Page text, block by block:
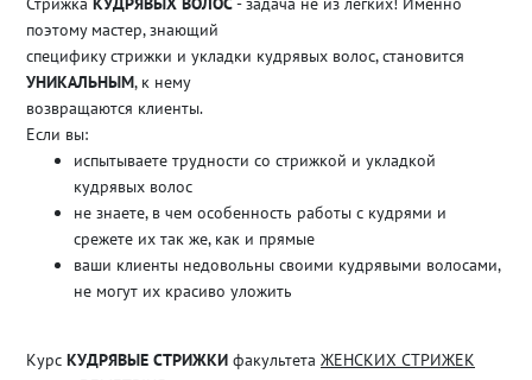
поэтому мастер, знающий
специфику стрижки и укладки кудрявых волос, становится
УНИКАЛЬНЫМ, к нему
возвращаются клиенты.
Если вы:
испытываете трудности со стрижкой и укладкой
кудрявых волос
не знаете, в чем особенность работы с кудрями и
срежете их так же, как и прямые
ваши клиенты недовольны своими кудрявыми волосами,
не могут их красиво уложить
Курс КУДРЯВЫЕ СТРИЖКИ факультета ЖЕНСКИХ СТРИЖЕК